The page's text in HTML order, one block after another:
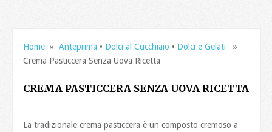
Home »Anteprima • Dolci al Cucchiaio • Dolci e Gelati »
Crema Pasticcera Senza Uova Ricetta
CREMA PASTICCERA SENZA UOVA RICETTA
La tradizionale crema pasticcera è un composto cremoso a